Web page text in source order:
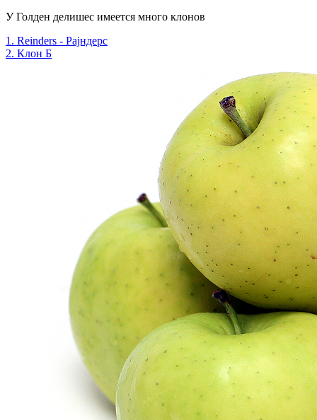
У Голден делишес имеется много клонов
1. Reinders - Рајндерс
2. Клон Б